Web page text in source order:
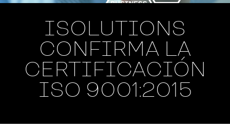
ISOLUTIONS
CONFIRMA LA
CERTIFICACIÓN
ISO 9001:2015